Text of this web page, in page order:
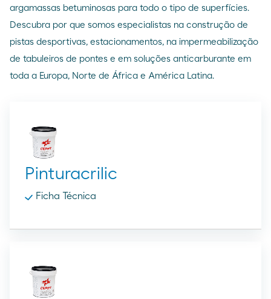
Transportador
argamassas betuminosas para todo o tipo de superfícies.
Descubra por que somos especialistas na construção de
pistas desportivas, estacionamentos, na impermeabilização
de tabuleiros de pontes e em soluções anticarburante em
toda a Europa, Norte de África e América Latina.
Pinturacrilic
Ficha Técnica